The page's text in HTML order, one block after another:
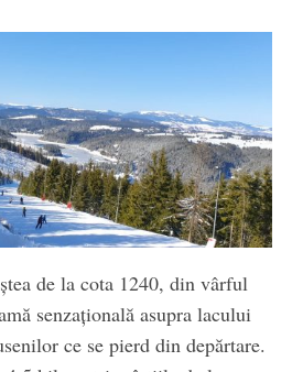
de la cota 1240, din vârful
senzațională asupra lacului
ce se pierd din depărtare.